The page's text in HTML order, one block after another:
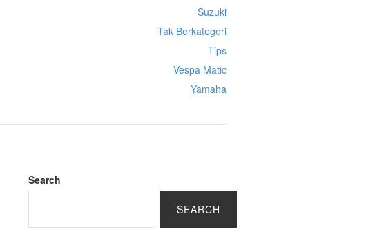
Suzuki
Tak Berkategori
Tips
Vespa Matic
Yamaha
Search
SEARCH